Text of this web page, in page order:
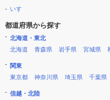
いすゞ
都道府県から探す
北海道・東北
北海道
青森県 岩手県 宮城県
関東
東京都
神奈川県 埼玉県 千葉県
信越・北陸